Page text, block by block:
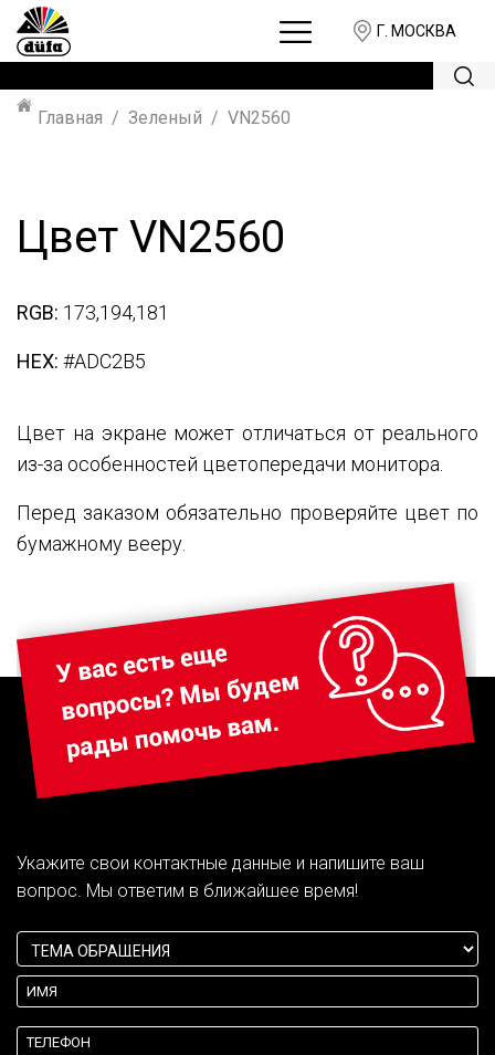
Г. МОСКВА
Главная Зеленый VN2560
Цвет VN2560
RGB: 173,194,181
HEX: #ADC2B5
Цвет на экране может отличаться от реального
из-за особенностей цветопередачи монитора.
Перед заказом обязательно проверяйте цвет по
бумажному вееру.
Укажите свои контактные данные и напишите ваш
вопрос. Мы ответим в ближайшее время!